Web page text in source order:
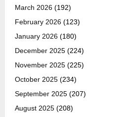
March 2026 (192)
February 2026 (123)
January 2026 (180)
December 2025 (224)
November 2025 (225)
October 2025 (234)
September 2025 (207)
August 2025 (208)